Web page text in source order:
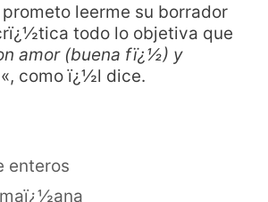
leerme su borrador
todo lo objetiva que
amor (buena fï¿½) y
«, como ï¿½l dice.
enteros